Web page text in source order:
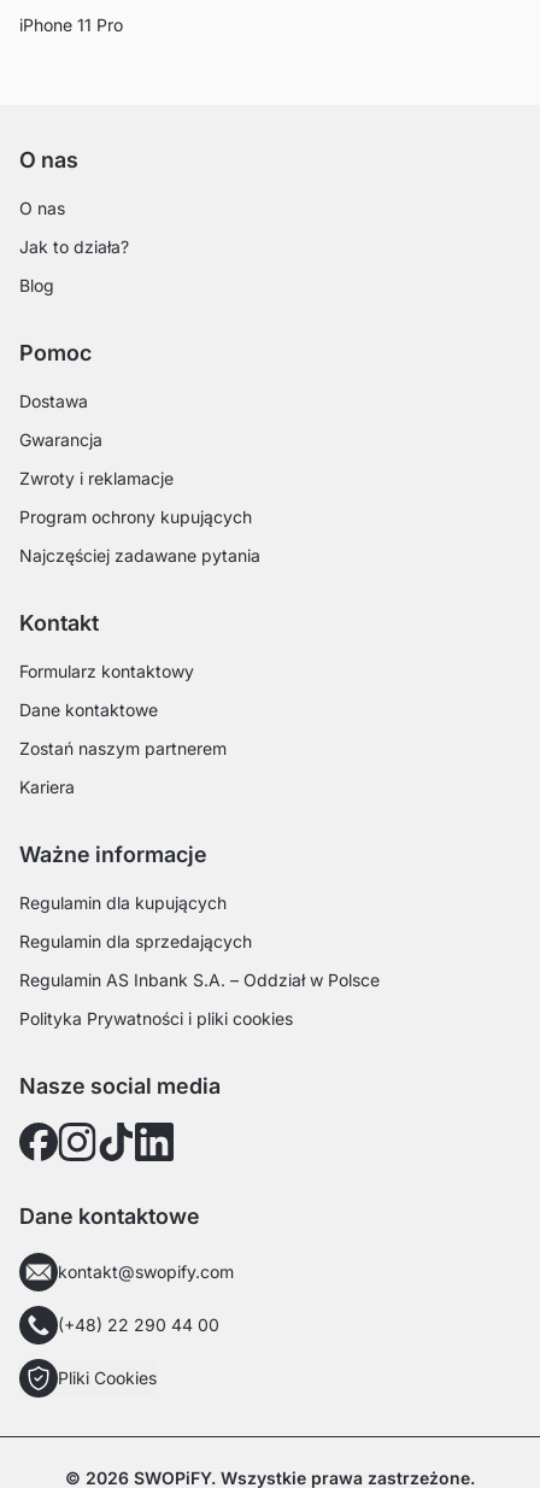
iPhone 11 Pro
O nas
O nas
Jak to działa?
Blog
Pomoc
Dostawa
Gwarancja
Zwroty i reklamacje
Program ochrony kupujących
Najczęściej zadawane pytania
Kontakt
Formularz kontaktowy
Dane kontaktowe
Zostań naszym partnerem
Kariera
Ważne informacje
Regulamin dla kupujących
Regulamin dla sprzedających
Regulamin AS Inbank S.A. – Oddział w Polsce
Polityka Prywatności i pliki cookies
Nasze social media
Dane kontaktowe
kontakt@swopify.com
(+48) 22 290 44 00
Pliki Cookies
© 2026 SWOPiFY. Wszystkie prawa zastrzeżone.